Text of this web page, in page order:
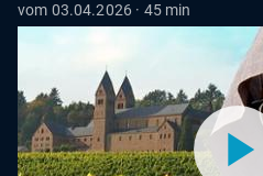
vom 03.04.2026 · 45 min